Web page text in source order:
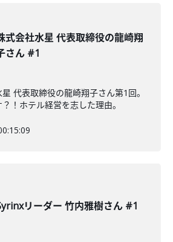
式会社水星 代表取締役の龍崎翔
さん #1
代表取締役の龍崎翔子さん第1回。
！ホテル経営を志した理由。
リーダー 竹内雅樹さん #1